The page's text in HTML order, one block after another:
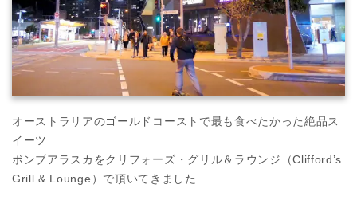
オーストラリアのゴールドコーストで最も食べたかった絶品ス
イーツ
ボンブアラスカをクリフォーズ・グリル＆ラウンジ（Clifford’s
Grill & Lounge）で頂いてきました